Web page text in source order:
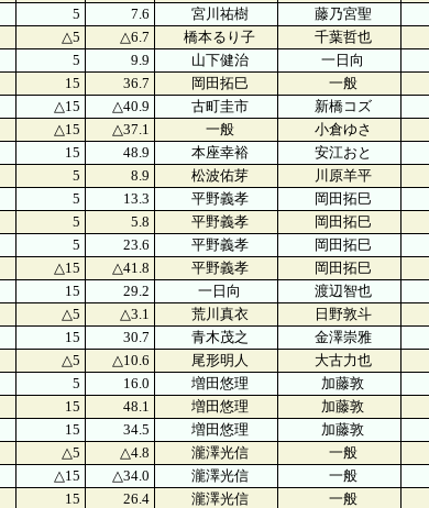
5 7.6 宮川祐樹 藤乃宮聖
△5 △6.7 橋本るり子 千葉哲也
5 9.9 山下健治 一日向
15 36.7 岡田拓巳 一般
△15 △40.9 古町圭市 新橋コズ
△15 △37.1 一般 小倉ゆさ
15 48.9 本座幸裕 安江おと
5 8.9 松波佑芽 川原羊平
5 13.3 平野義孝 岡田拓巳
5 5.8 平野義孝 岡田拓巳
5 23.6 平野義孝 岡田拓巳
△15 △41.8 平野義孝 岡田拓巳
15 29.2 一日向 渡辺智也
△5 △3.1 荒川真衣 日野敦斗
15 30.7 青木茂之 金澤崇雅
△5 △10.6 尾形明人 大古力也
5 16.0 増田悠理 加藤敦
15 48.1 増田悠理 加藤敦
15 34.5 増田悠理 加藤敦
△5 △4.8 瀧澤光信 一般
△15 △34.0 瀧澤光信 一般
15 26.4 瀧澤光信 一般